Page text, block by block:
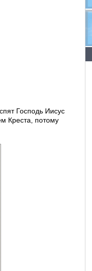
Господь Иисус
Креста, потому